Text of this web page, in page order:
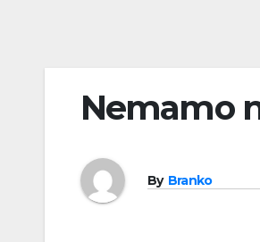
Nemamo
By Branko